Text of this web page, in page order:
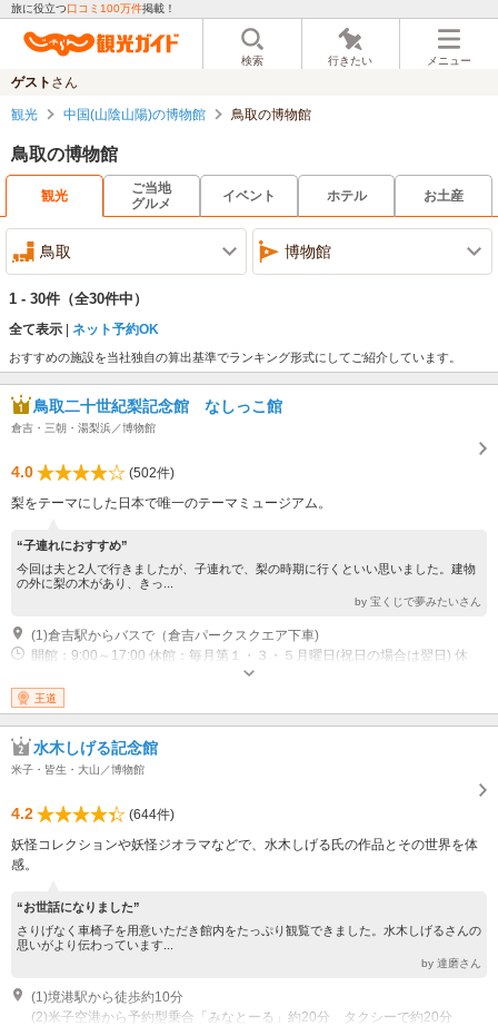
旅に役立つ口コミ100万件掲載！
検索 行きたい メニュー
ゲスト さん
観光 中国(山陰山陽)の博物館 鳥取の博物館
鳥取の博物館
観光
ご当地
グルメ
イベント ホテル お土産
鳥取 博物館
1 - 30件 （全30件中）
全て表示 ネット予約OK
おすすめの施設を当社独自の算出基準でランキング形式にしてご紹介しています。
鳥取二十世紀梨記念館 なしっこ館
倉吉・三朝・湯梨浜／博物館
4.0
(502件)
梨をテーマにした日本で唯一のテーマミュージアム。
“子連れにおすすめ”
今回は夫と2人で行きましたが、子連れで、梨の時期に行くといい思いました。建物
の外に梨の木があり、きっ...
by 宝くじで夢みたいさん
(1)倉吉駅からバスで（倉吉パークスクエア下車)
開館：9:00～17:00 休館：毎月第１・３・５月曜日(祝日の場合は翌日) 休
王道
水木しげる記念館
米子・皆生・大山／博物館
4.2
(644件)
妖怪コレクションや妖怪ジオラマなどで、水木しげる氏の作品とその世界を体
感。
“お世話になりました”
さりげなく車椅子を用意いただき館内をたっぷり観覧できました。水木しげるさんの
思いがより伝わっています...
by 達磨さん
(1)境港駅から徒歩約10分
(2)米子空港から予約型乗合「みなとーる」約20分 タクシーで約20分